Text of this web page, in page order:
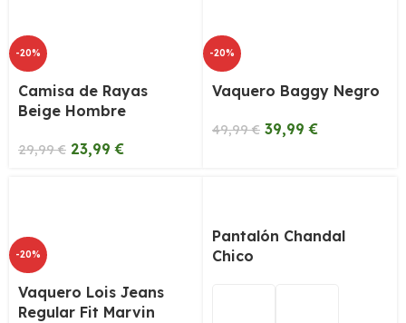
-20%
Camisa de Rayas
Beige Hombre
29,99€ 23,99€
-20%
Vaquero Baggy Negro
49,99€ 39,99€
-20%
Vaquero Lois Jeans
Regular Fit Marvin
Pantalón Chandal
Chico